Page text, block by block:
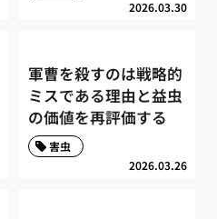
2026.03.30
軍曹を殺すのは戦略的
ミスである理由と益虫
の価値を再評価する
2026.03.26
害虫